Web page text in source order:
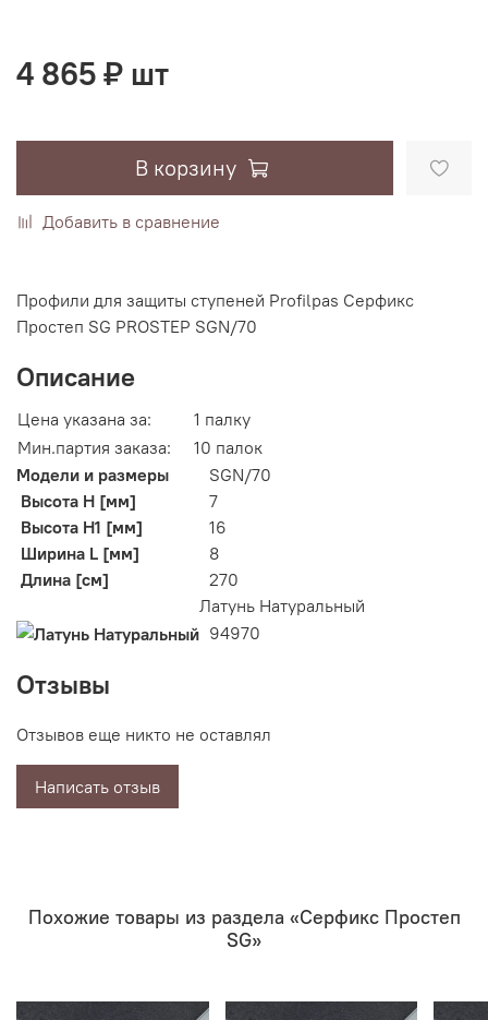
4 865 ₽ шт
В корзину
Добавить в сравнение
Профили для защиты ступеней Profilpas Серфикс
Простеп SG PROSTEP SGN/70
Описание
Цена указана за:
1 палку
Мин.партия заказа:
10 палок
Модели и размеры
SGN/70
Высота H [мм]
7
Высота H1 [мм]
16
Ширина L [мм]
8
Длина [см]
270
Латунь Натуральный
94970
Отзывы
Отзывов еще никто не оставлял
Написать отзыв
Похожие товары из раздела «Серфикс Простеп
SG»